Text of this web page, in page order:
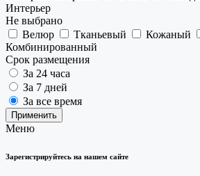
Интерьер
Не выбрано
Велюр
Тканьевый Кожаный
Комбинированный
Срок размещения
За 24 часа
За 7 дней
За все время
Применить
Меню
Зарегистрируйтесь на нашем сайте